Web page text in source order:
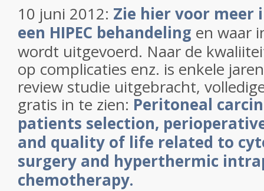
10 juni 2012: Zie hier voor
een HIPEC behandeling en waar
wordt uitgevoerd. Naar de
op complicaties enz. is enkele
review studie uitgebracht,
gratis in te zien: Peritoneal
patients selection,
and quality of life related to
surgery and hyperthermic
chemotherapy.